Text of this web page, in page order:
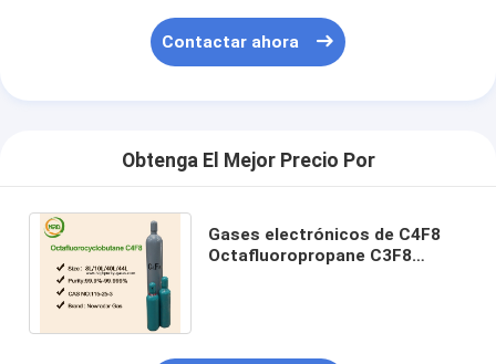
Contactar ahora
Obtenga El Mejor Precio Por
Gases electrónicos de C4F8
Octafluoropropane C3F8